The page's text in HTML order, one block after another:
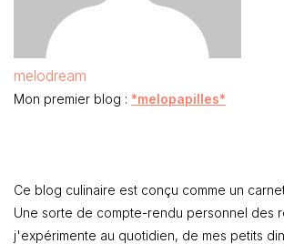
melodream
Mon premier blog : *melopapilles*
Ce blog culinaire est conçu comme un
Une sorte de compte-rendu personnel des
j'expérimente au quotidien, de mes petits